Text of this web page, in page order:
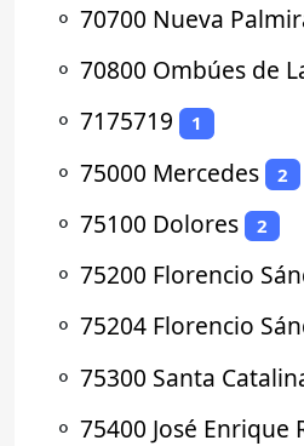
⚬ 70700 Nueva
⚬ 70800 Ombúes de
⚬ 7175719 1
⚬ 75000 Mercedes 2
⚬ 75100 Dolores 2
⚬ 75200 Florencio
⚬ 75204 Florencio
⚬ 75300 Santa
⚬ 75400 José Enrique